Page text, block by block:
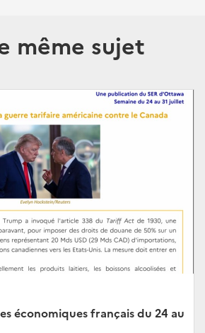
même sujet
économiques français du 24 au